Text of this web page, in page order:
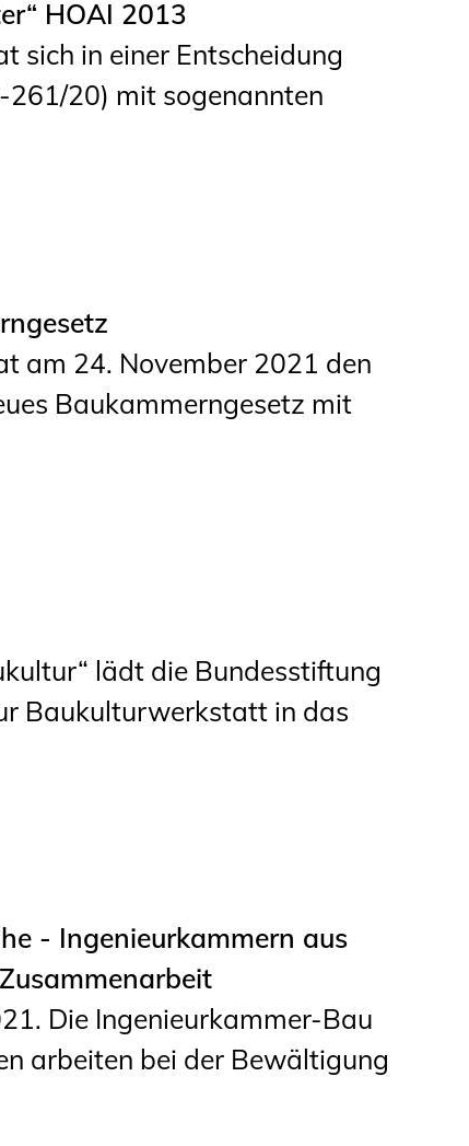
Informationen für
Schülerinnen, Schüler
und Studierende
Studierenden Praxis-
Programm
Wissenswertes für
Presse
Kontakt und Anfahrt
West
HOAI 2013
sich in einer Entscheidung
20) mit sogenannten
am 24. November 2021 den
Baukammerngesetz mit
lädt die Bundesstiftung
Baukulturwerkstatt in das
- Ingenieurkammern aus
Die Ingenieurkammer-Bau
arbeiten bei der Bewältigung